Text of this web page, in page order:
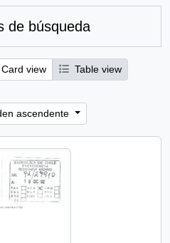
de búsqueda
Card view
Table view
ascendente